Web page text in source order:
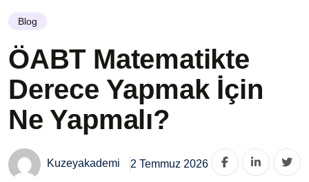
Blog
ÖABT Matematikte
Derece Yapmak İçin
Ne Yapmalı?
Kuzeyakademi 2 Temmuz 2026